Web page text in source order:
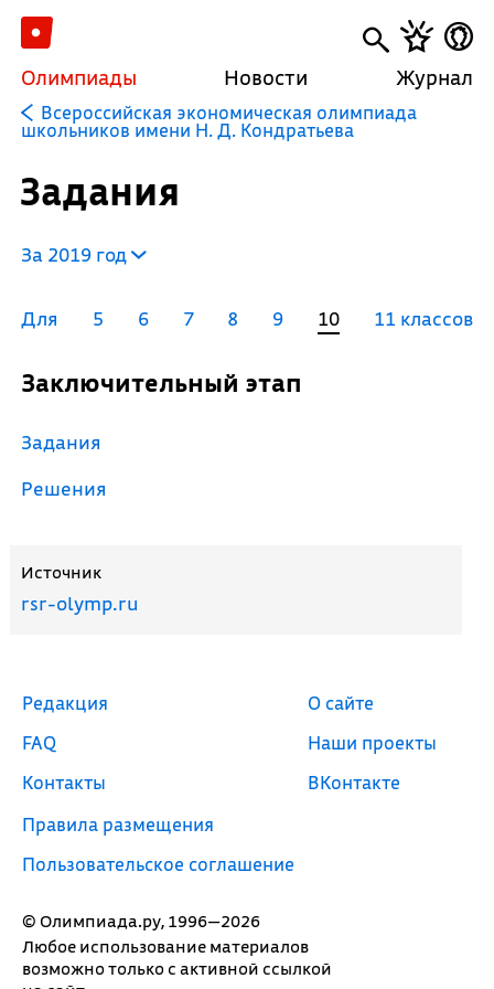
Олимпиады Новости Журнал
Всероссийская экономическая олимпиада
школьников имени Н. Д. Кондратьева
Задания
За 2019 год
Для 5 6 7 8 9 10 11 классов
Заключительный этап
Задания
Решения
Источник
rsr-olymp.ru
© Олимпиада.ру, 1996—2026
Любое использование материалов
возможно только с активной ссылкой
Редакция
FAQ
Контакты
Правила размещения
Пользовательское соглашение
О сайте
Наши проекты
ВКонтакте